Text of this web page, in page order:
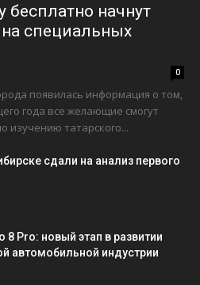
бесплатно начнут
специальных
0
появилась информация о том,
года все желающие смогут
изучению татарского...
сдали на анализ первого
8 Pro: новый этап в развитии
автомобильной индустрии